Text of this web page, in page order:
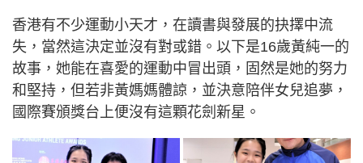
香港有不少運動小天才，在讀書與發展的抉擇中流
失，當然這決定並沒有對或錯。以下是16歲黃純一的
故事，她能在喜愛的運動中冒出頭，固然是她的努力
和堅持，但若非黃媽媽體諒，並決意陪伴女兒追夢，
國際賽頒獎台上便沒有這顆花劍新星。